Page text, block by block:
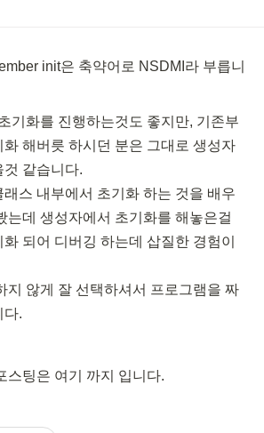
init은 축약어로 NSDMI라 부릅니
기화를 진행하는것도 좋지만, 기존부
해버릇 하시던 분은 그대로 생성자
것 같습니다.
스 내부에서 초기화 하는 것을 배우
는데 생성자에서 초기화를 해놓은걸
되어 디버깅 하는데 삽질한 경험이
지 않게 잘 선택하셔서 프로그램을 짜
다.
스팅은 여기 까지 입니다.